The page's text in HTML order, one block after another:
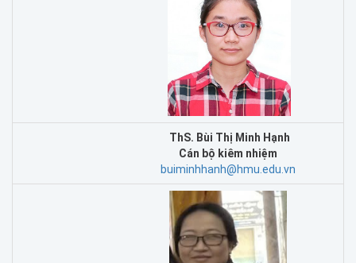
ThS. Bùi Thị Minh Hạnh
Cán bộ kiêm nhiệm
buiminhhanh@hmu.edu.vn